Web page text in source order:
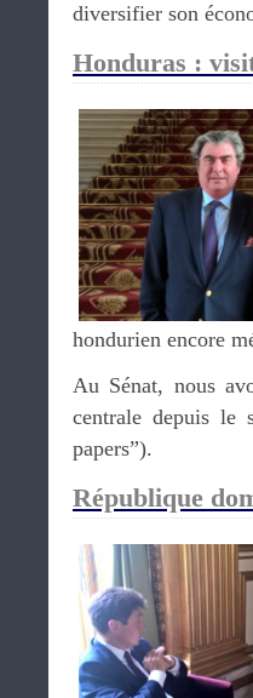
diversifier son
Honduras :
hondurien encore
Au Sénat, nous
centrale depuis le
papers”).
République